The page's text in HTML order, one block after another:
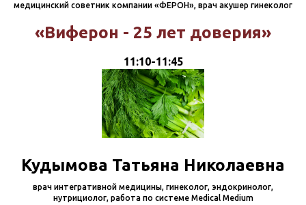
медицинский советник компании «ФЕРОН», врач акушер гинеколог
«Виферон - 25 лет доверия»
11:10-11:45
Кудымова Татьяна Николаевна
врач интегративной медицины, гинеколог, эндокринолог,
нутрициолог, работа по системе Medical Medium